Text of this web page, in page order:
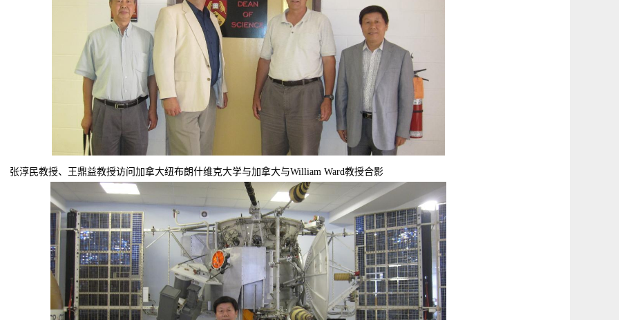
、王鼎益教授访问加拿大纽布朗什维克大学与加拿大与William Ward教授合影